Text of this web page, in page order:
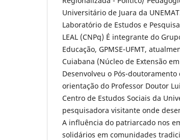
Universitário de Juara da
Laboratório de Estudos e
LEAL (CNPq) É integrante do
Educação, GPMSE-UFMT,
Cuiabana (Núcleo de Extensão
Desenvolveu o Pós-doutoramento
orientação do Professor Doutor
Centro de Estudos Sociais da
pesquisadora visitante onde
A influência do patriarcado nos
solidários em comunidades